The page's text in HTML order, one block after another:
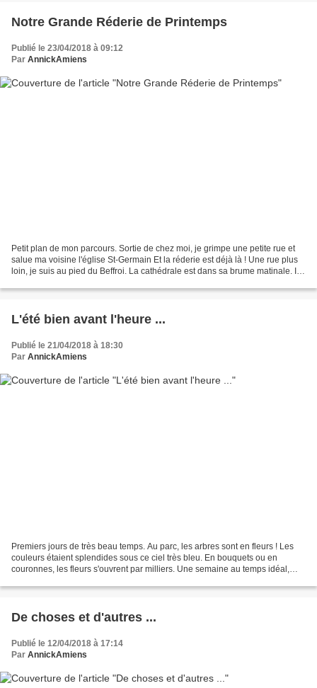
Notre Grande Réderie de Printemps
Publié le 23/04/2018 à 09:12
Par AnnickAmiens
Petit plan de mon parcours. Sortie de chez moi, je grimpe une petite rue et
salue ma voisine l'église St-Germain Et la réderie est déjà là ! Une rue plus
loin, je suis au pied du Beffroi. La cathédrale est dans sa brume matinale. Il
L'été bien avant l'heure ...
Publié le 21/04/2018 à 18:30
Par AnnickAmiens
Premiers jours de très beau temps. Au parc, les arbres sont en fleurs ! Les
couleurs étaient splendides sous ce ciel très bleu. En bouquets ou en
couronnes, les fleurs s'ouvrent par milliers. Une semaine au temps idéal,
De choses et d'autres ...
Publié le 12/04/2018 à 17:14
Par AnnickAmiens